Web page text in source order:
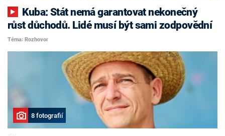
růst důchodů. Lidé musí být sami zodpovědní
Téma: Rozhovor
8 fotografií